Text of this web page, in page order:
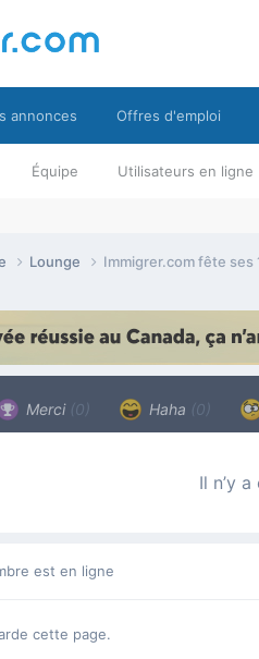
Équipe Utilisateurs en ligne
annonces Offres d'emploi
Lounge Immigrer.com fête ses
Merci (0) Haha (0)
Il n’y
est en ligne
cette page.